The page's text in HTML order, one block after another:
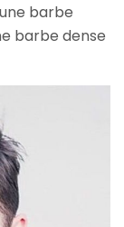
barbe
barbe dense